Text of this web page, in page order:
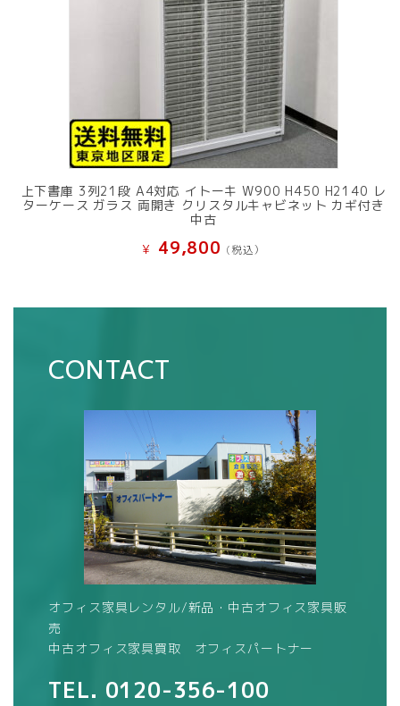
上下書庫 3列21段 A4対応 イトーキ W900 H450 H2140 レ
ターケース ガラス 両開き クリスタルキャビネット カギ付き
中古
¥ 49,800 (税込）
CONTACT
オフィス家具レンタル/新品・中古オフィス家具販
売
中古オフィス家具買取 オフィスパートナー
TEL. 0120-356-100